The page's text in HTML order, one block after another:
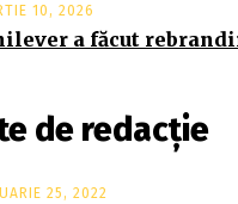
10, 2026
a făcut
de redacție
25, 2022